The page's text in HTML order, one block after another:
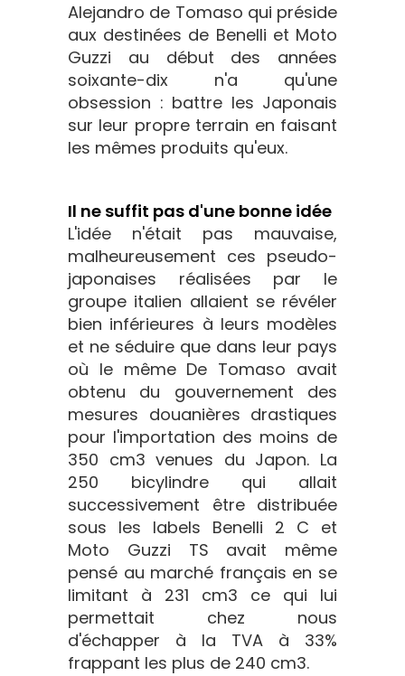
Alejandro de Tomaso qui préside
aux destinées de Benelli et Moto
Guzzi au début des années
soixante-dix n'a qu'une
obsession : battre les Japonais
sur leur propre terrain en faisant
les mêmes produits qu'eux.
Il ne suffit pas d'une bonne idée
L'idée n'était pas mauvaise,
malheureusement ces pseudo-
japonaises réalisées par le
groupe italien allaient se révéler
bien inférieures à leurs modèles
et ne séduire que dans leur pays
où le même De Tomaso avait
obtenu du gouvernement des
mesures douanières drastiques
pour l'importation des moins de
350 cm3 venues du Japon. La
250 bicylindre qui allait
successivement être distribuée
sous les labels Benelli 2 C et
Moto Guzzi TS avait même
pensé au marché français en se
limitant à 231 cm3 ce qui lui
permettait chez nous
d'échapper à la TVA à 33%
frappant les plus de 240 cm3.